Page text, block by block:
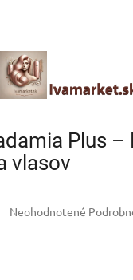
Plus
vlasov
Priemerné
Neohodnotené